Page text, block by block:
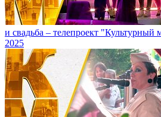
и свадьба – телепроект
2025